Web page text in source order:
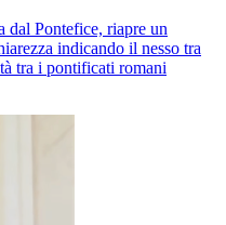
dal Pontefice, riapre un
indicando il nesso tra
tra i pontificati romani